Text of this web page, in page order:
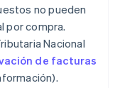
no pueden
por compra.
Nacional
de facturas